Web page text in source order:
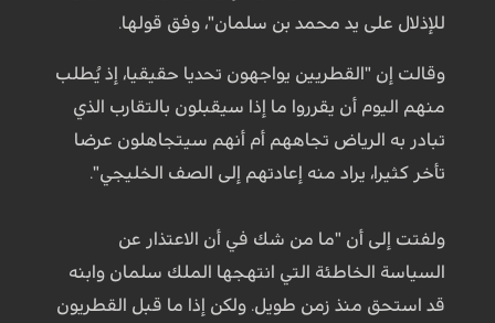
للإذلال على يد محمد بن سلمان"، وفق قولها.
وقالت إن "القطريين يواجهون تحديا حقيقيا، إذ يُطلب
منهم اليوم أن يقرروا ما إذا سيقبلون بالتقارب الذي
تبادر به الرياض تجاههم أم أنهم سيتجاهلون عرضا
تأخر كثيرا، يراد منه إعادتهم إلى الصف الخليجي".
ولفتت إلى أن "ما من شك في أن الاعتذار عن
السياسة الخاطئة التي انتهجها الملك سلمان وابنه
قد استحق منذ زمن طويل. ولكن إذا ما قبل القطريون